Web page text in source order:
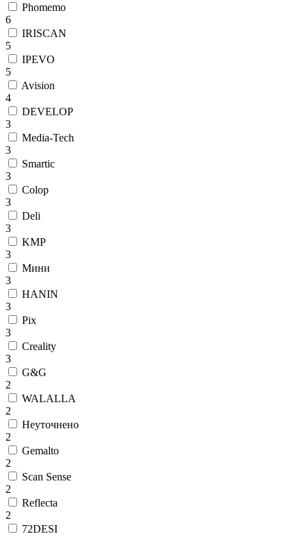
Phomemo
6
IRISCAN
5
IPEVO
5
Avision
4
DEVELOP
3
Media-Tech
3
Smartic
3
Colop
3
Deli
3
KMP
3
Mини
3
HANIN
3
Pix
3
Creality
3
G&G
2
WALALLA
2
Неуточнено
2
Gemalto
2
Scan Sense
2
Reflecta
2
72DESI